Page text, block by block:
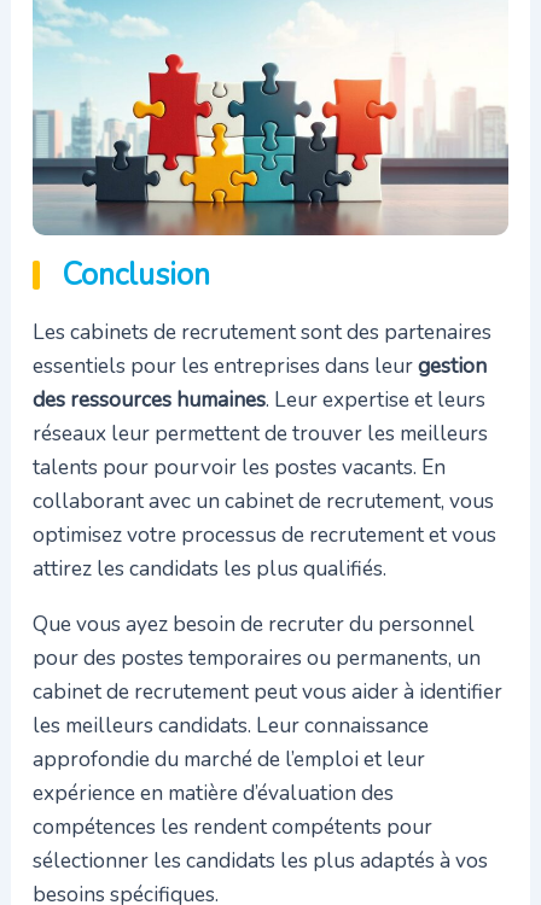
Conclusion
Les cabinets de recrutement sont des partenaires
essentiels pour les entreprises dans leurgestion
des ressources humaines. Leur expertise et leurs
réseaux leur permettent de trouver les meilleurs
talents pour pourvoir les postes vacants. En
collaborant avec un cabinet de recrutement, vous
optimisez votre processus de recrutement et vous
attirez les candidats les plus qualifiés.
Que vous ayez besoin de recruter du personnel
pour des postes temporaires ou permanents, un
cabinet de recrutement peut vous aider à identifier
les meilleurs candidats. Leur connaissance
approfondie du marché de l’emploi et leur
expérience en matière d’évaluation des
compétences les rendent compétents pour
sélectionner les candidats les plus adaptés à vos
besoins spécifiques.